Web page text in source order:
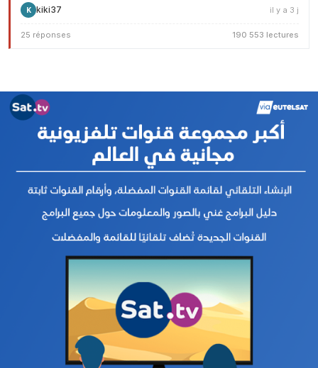
K kiki37 il y a 3 j
25 réponses 190 553 lectures